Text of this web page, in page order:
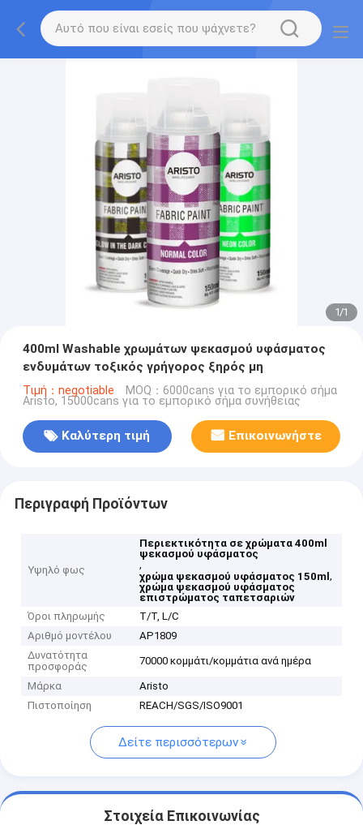
1/1
400ml Washable χρωμάτων ψεκασμού υφάσματος
ενδυμάτων τοξικός γρήγορος ξηρός μη
Τιμή：negotiable MOQ：6000cans για το εμπορικό σήμα
Aristo, 15000cans για το εμπορικό σήμα συνήθειας
Καλύτερη τιμή Επικοινωνήστε
Περιγραφή Προϊόντων
Υψηλό φως
Περιεκτικότητα σε χρώματα 400ml
ψεκασμού υφάσματος
,
χρώμα ψεκασμού υφάσματος 150ml,
χρώμα ψεκασμού υφάσματος
επιστρώματος ταπετσαριών
Όροι πληρωμής
T/T, L/C
Αριθμό μοντέλου
AP1809
Δυνατότητα
προσφοράς
70000 κομμάτι/κομμάτια ανά ημέρα
Μάρκα
Aristo
Πιστοποίηση
REACH/SGS/ISO9001
Δείτε περισσότερων
Στοιχεία Επικοινωνίας